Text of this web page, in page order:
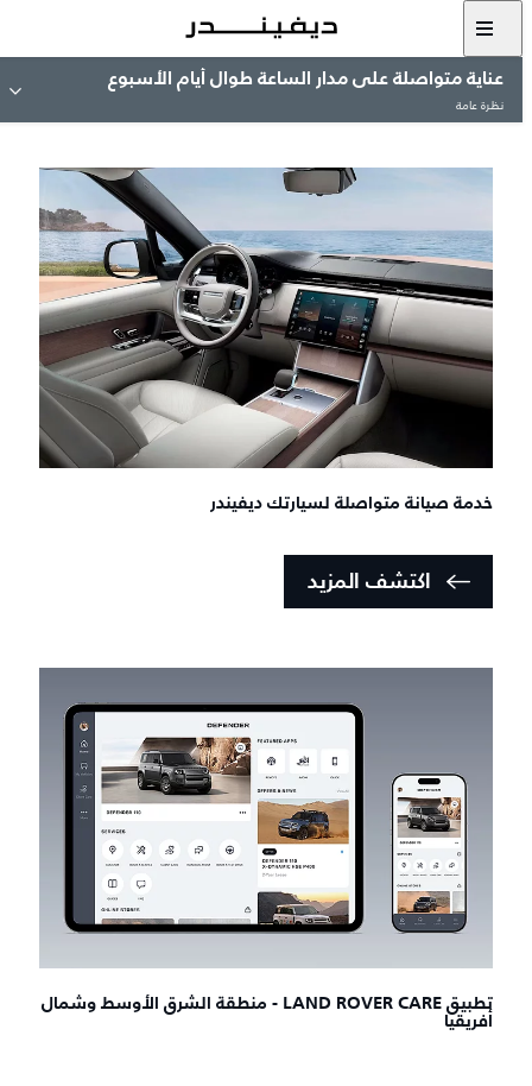
عناية متواصلة على مدار الساعة طوال أيام الأسبوع
نظرة عامة
خدمة صيانة متواصلة لسيارتك ديفيندر
اكتشف المزيد
تطبيق LAND ROVER CARE - منطقة الشرق الأوسط وشمال
أفريقيا